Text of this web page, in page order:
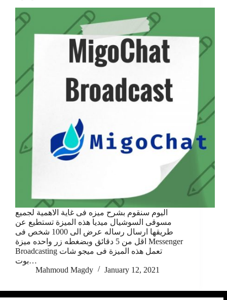
اليوم سنقوم بشرح ميزه فى غاية الاهمية لجميع
مسوقى السوشيال ميديا هذه الميزة تستطيع عن
طريقها ارسال رساله عرض الى 1000 شخص فى
اقل من 5 دقائق وبضغطه زر واحده ميزة Messenger
Broadcasting تعمل هذه الميزة فى ميجو شات
بوت…
Mahmoud Magdy
January 12, 2021